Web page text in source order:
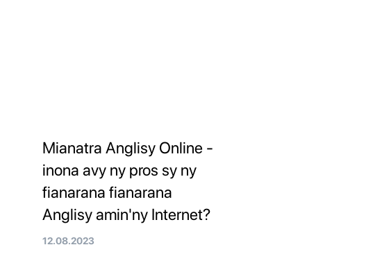
Mianatra Anglisy Online -
inona avy ny pros sy ny
fianarana fianarana
Anglisy amin'ny Internet?
12.08.2023